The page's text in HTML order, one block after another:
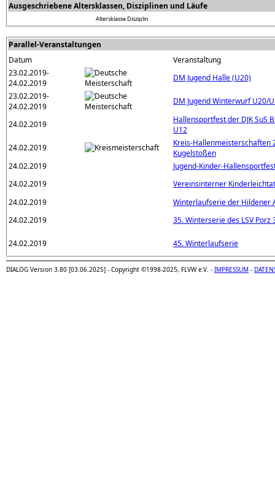
Ausgeschriebene Altersklassen, Disziplinen und Läufe
AltersklasseDisziplin
Parallel-Veranstaltungen
Datum
Veranstaltung
23.02.2019-
24.02.2019
DM Jugend Halle (U20)
23.02.2019-
24.02.2019
DM Jugend Winterwurf U20/
24.02.2019
Hallensportfest der DJK SuS
U12
24.02.2019
Kreis-Hallenmeisterschaften
Kugelstoßen
24.02.2019
Jugend-Kinder-
24.02.2019
Vereinsinterner
24.02.2019
Winterlaufserie der Hildener
24.02.2019
35. Winterserie des LSV Porz
24.02.2019 45. Winterlaufserie
DIALOG Version 3.80 [03.06.2025] - Copyright ©1998-2025, FLVW e.V. - IMPRESSUM -